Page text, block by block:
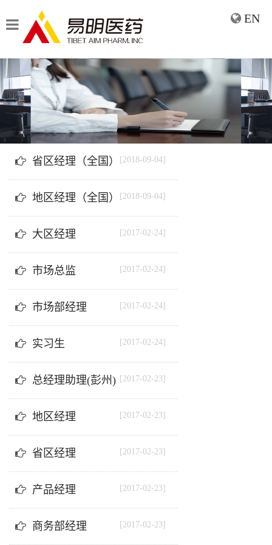
EN
省区经理（全国） [2018-09-04]
地区经理（全国） [2018-09-04]
大区经理 [2017-02-24]
市场总监 [2017-02-24]
市场部经理 [2017-02-24]
实习生 [2017-02-24]
总经理助理(彭州) [2017-02-23]
地区经理 [2017-02-23]
省区经理 [2017-02-23]
产品经理 [2017-02-23]
商务部经理 [2017-02-23]